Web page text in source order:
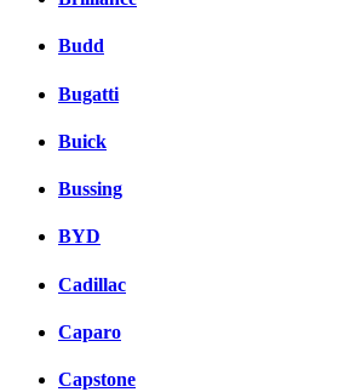
Budd
Bugatti
Buick
Bussing
BYD
Cadillac
Caparo
Capstone